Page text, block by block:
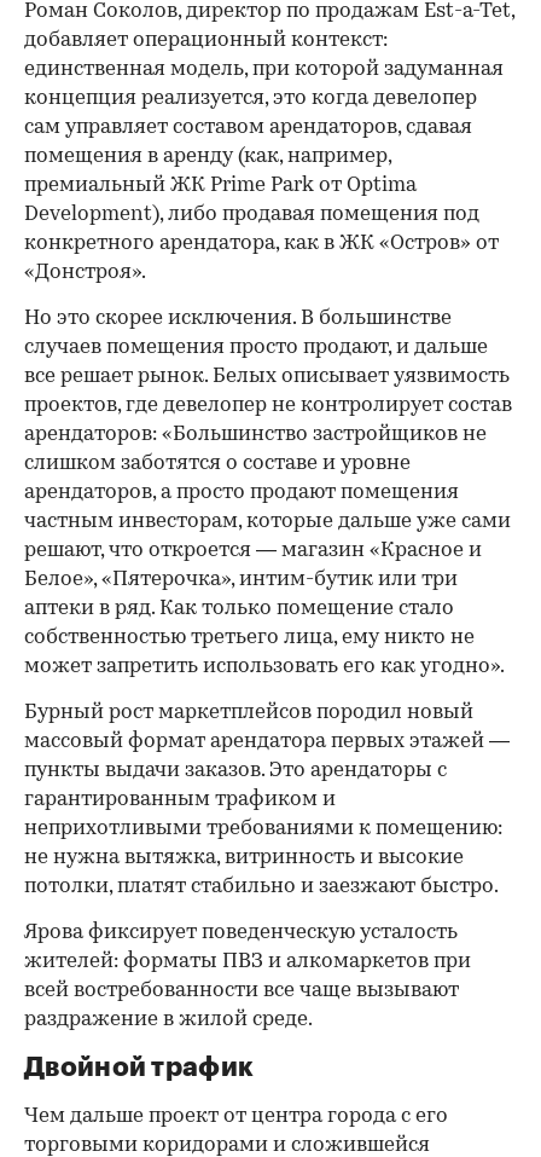
Роман Соколов, директор по продажам Est-a-Tet,
добавляет операционный контекст:
единственная модель, при которой задуманная
концепция реализуется, это когда девелопер
сам управляет составом арендаторов, сдавая
помещения в аренду (как, например,
премиальный ЖК Prime Park от Optima
Development), либо продавая помещения под
конкретного арендатора, как в ЖК «Остров» от
«Донстроя».
Но это скорее исключения. В большинстве
случаев помещения просто продают, и дальше
все решает рынок. Белых описывает уязвимость
проектов, где девелопер не контролирует состав
арендаторов: «Большинство застройщиков не
слишком заботятся о составе и уровне
арендаторов, а просто продают помещения
частным инвесторам, которые дальше уже сами
решают, что откроется — магазин «Красное и
Белое», «Пятерочка», интим-бутик или три
аптеки в ряд. Как только помещение стало
собственностью третьего лица, ему никто не
может запретить использовать его как угодно».
Бурный рост маркетплейсов породил новый
массовый формат арендатора первых этажей —
пункты выдачи заказов. Это арендаторы с
гарантированным трафиком и
неприхотливыми требованиями к помещению:
не нужна вытяжка, витринность и высокие
потолки, платят стабильно и заезжают быстро.
Ярова фиксирует поведенческую усталость
жителей: форматы ПВЗ и алкомаркетов при
всей востребованности все чаще вызывают
раздражение в жилой среде.
Двойной трафик
Чем дальше проект от центра города с его
торговыми коридорами и сложившейся